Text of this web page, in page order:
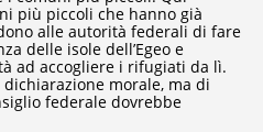
più piccoli che hanno già
alle autorità federali di fare
delle isole dell’Egeo e
ad accogliere i rifugiati da lì.
morale, ma di
federale dovrebbe